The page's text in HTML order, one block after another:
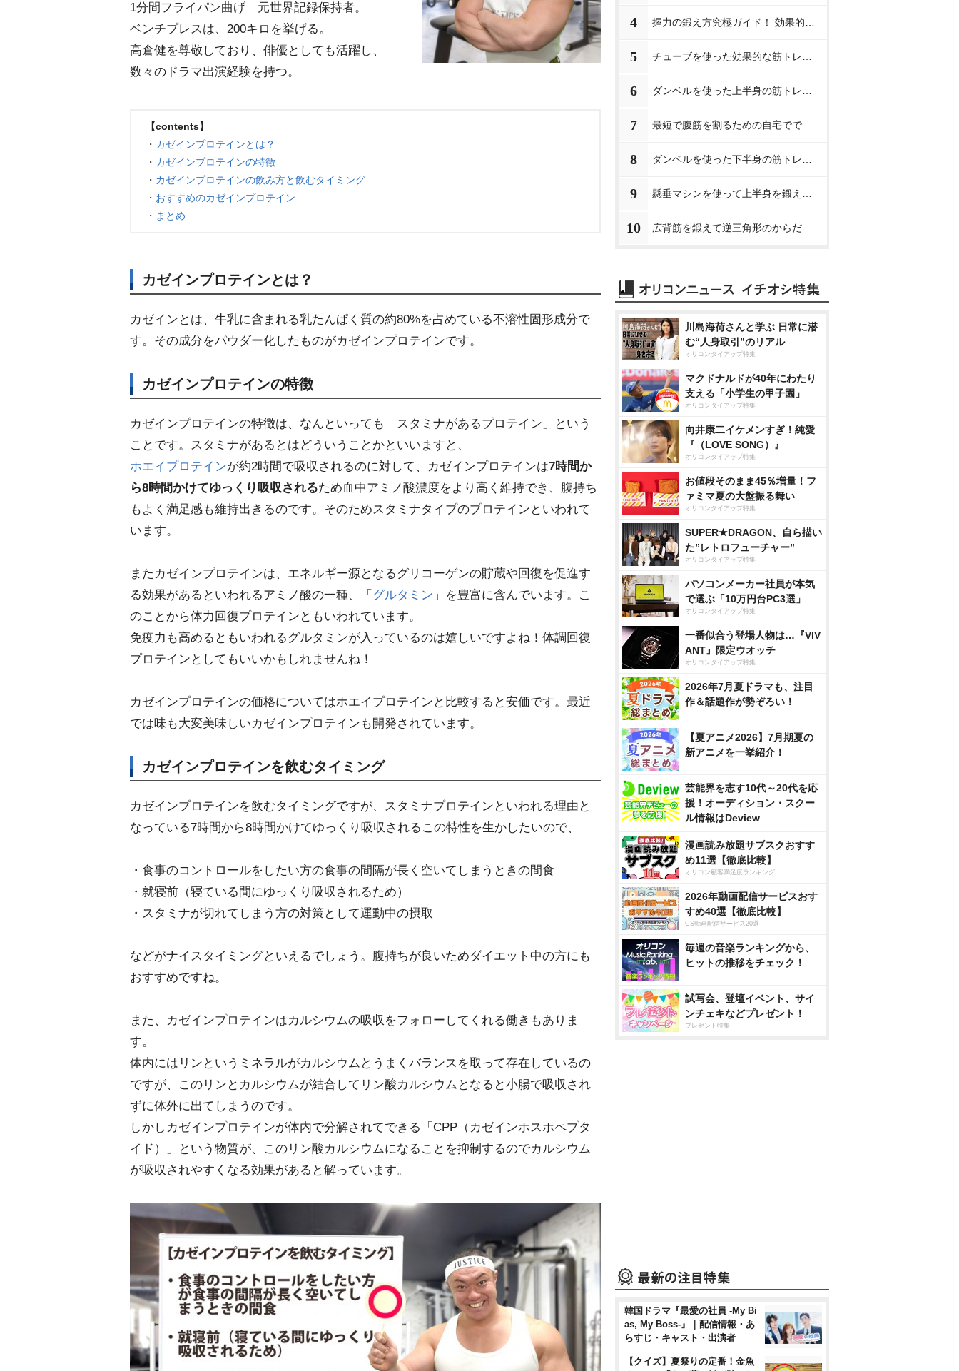
1分間フライパン曲げ 元世界記録保持者。
ベンチプレスは、200キロを挙げる。
高倉健を尊敬しており、俳優としても活躍し、
数々のドラマ出演経験を持つ。
【contents】
・ カゼインプロテインとは？
・ カゼインプロテインの特徴
・ カゼインプロテインの飲み方と飲むタイミング
・ おすすめのカゼインプロテイン
・ まとめ
カゼインプロテインとは？
カゼインとは、牛乳に含まれる乳たんぱく質の約80%を占めている不溶性固形成分で
す。その成分をパウダー化したものがカゼインプロテインです。
カゼインプロテインの特徴
カゼインプロテインの特徴は、なんといっても「スタミナがあるプロテイン」という
ことです。スタミナがあるとはどういうことかといいますと、
ホエイプロテインが約2時間で吸収されるのに対して、カゼインプロテインは7時間か
ら8時間かけてゆっくり吸収されるため血中アミノ酸濃度をより高く維持でき、腹持ち
もよく満足感も維持出きるのです。そのためスタミナタイプのプロテインといわれて
います。
またカゼインプロテインは、エネルギー源となるグリコーゲンの貯蔵や回復を促進す
る効果があるといわれるアミノ酸の一種、「 グルタミン 」を豊富に含んでいます。こ
のことから体力回復プロテインともいわれています。
免疫力も高めるともいわれるグルタミンが入っているのは嬉しいですよね！体調回復
プロテインとしてもいいかもしれませんね！
カゼインプロテインの価格についてはホエイプロテインと比較すると安価です。最近
では味も大変美味しいカゼインプロテインも開発されています。
カゼインプロテインを飲むタイミング
カゼインプロテインを飲むタイミングですが、スタミナプロテインといわれる理由と
なっている7時間から8時間かけてゆっくり吸収されるこの特性を生かしたいので、
・食事のコントロールをしたい方の食事の間隔が長く空いてしまうときの間食
・就寝前（寝ている間にゆっくり吸収されるため）
・スタミナが切れてしまう方の対策として運動中の摂取
などがナイスタイミングといえるでしょう。腹持ちが良いためダイエット中の方にも
おすすめですね。
また、カゼインプロテインはカルシウムの吸収をフォローしてくれる働きもありま
す。
体内にはリンというミネラルがカルシウムとうまくバランスを取って存在しているの
ですが、このリンとカルシウムが結合してリン酸カルシウムとなると小腸で吸収され
ずに体外に出てしまうのです。
しかしカゼインプロテインが体内で分解されてできる「CPP（カゼインホスホペプタ
イド）」という物質が、このリン酸カルシウムになることを抑制するのでカルシウム
が吸収されやすくなる効果があると解っています。
4
5
6
7
8
9
10
川島海荷さんと学ぶ 日常に潜
む“人身取引”のリアル
オリコンタイアップ特集
マクドナルドが40年にわたり
支える「小学生の甲子園」
オリコンタイアップ特集
向井康二イケメンすぎ！純愛
『（LOVE SONG）』
オリコンタイアップ特集
お値段そのまま45％増量！フ
ァミマ夏の大盤振る舞い
オリコンタイアップ特集
SUPER★DRAGON、自ら描い
た”レトロフューチャー”
オリコンタイアップ特集
パソコンメーカー社員が本気
で選ぶ「10万円台PC3選」
オリコンタイアップ特集
一番似合う登場人物は…『VIV
ANT』限定ウオッチ
オリコンタイアップ特集
2026年7月夏ドラマも、注目
作＆話題作が勢ぞろい！
【夏アニメ2026】7月期夏の
新アニメを一挙紹介！
芸能界を志す10代～20代を応
援！オーディション・スクー
ル情報はDeview
漫画読み放題サブスクおすす
め11選【徹底比較】
オリコン顧客満足度ランキング
2026年動画配信サービスおす
すめ40選【徹底比較】
CS動画配信サービス20選
毎週の音楽ランキングから、
ヒットの推移をチェック！
試写会、登壇イベント、サイ
ンチェキなどプレゼント！
プレゼント特集
韓国ドラマ『最愛の社員 -My Bi
as, My Boss-』｜配信情報・あ
らすじ・キャスト・出演者
【クイズ】夏祭りの定番！金魚